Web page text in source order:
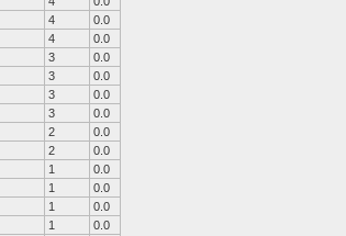
4
0.0
4
0.0
3
0.0
3
0.0
3
0.0
3
0.0
2
0.0
2
0.0
1
0.0
1
0.0
1
0.0
1 0.0